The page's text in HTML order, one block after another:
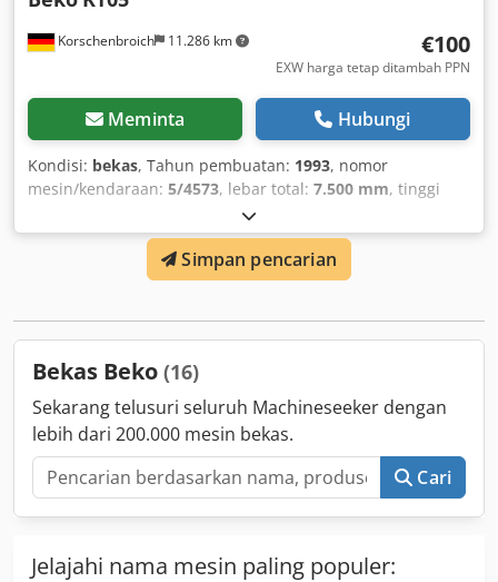
Korschenbroich 11.286 km €100
EXW harga tetap ditambah PPN
Meminta Hubungi
Kondisi: bekas, Tahun pembuatan: 1993, nomor
mesin/kendaraan: 5/4573, lebar total: 7.500 mm, tinggi
, berat keseluruhan:
effective drainage of condensate for your compressor. The
oil is separated from the water using a filter set (PLEASE
NOTE: the filter set is not included in the scope of
filter set) is approved for discharge into the sewage
Price on request. Dsdpfeqmmaljx Al Aekr
Simpan pencarian
Bekas Beko (16)
Sekarang telusuri seluruh Machineseeker dengan
lebih dari 200.000 mesin bekas.
Cari
Jelajahi nama mesin paling populer: